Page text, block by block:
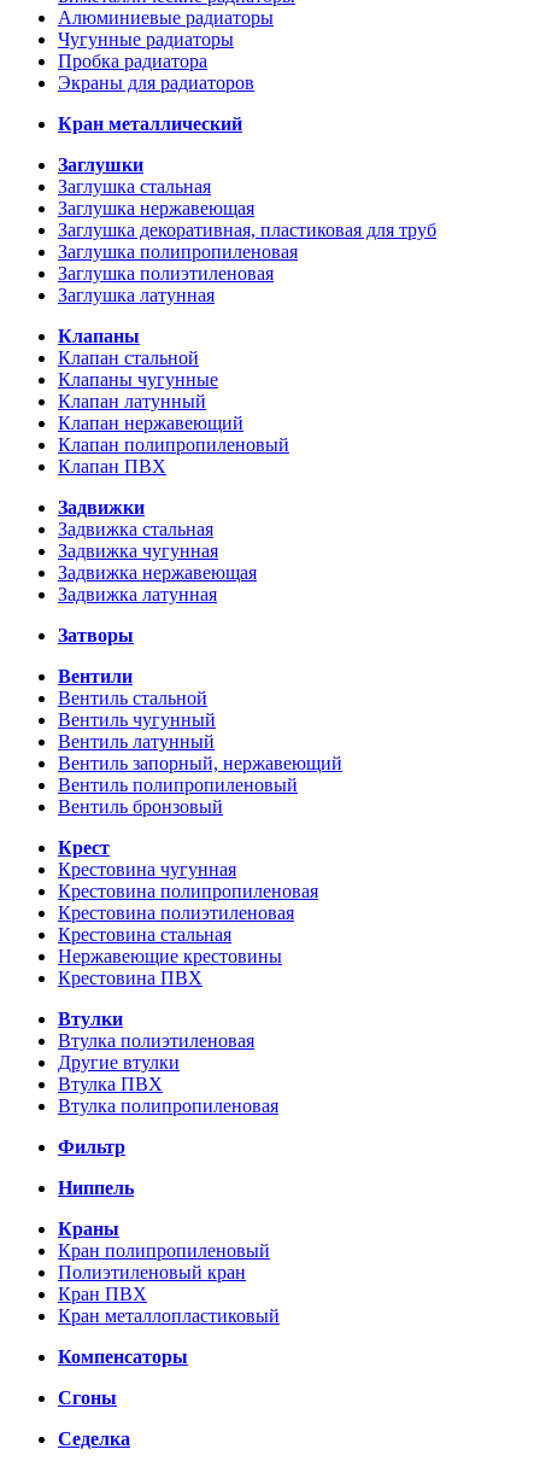
Алюминиевые радиаторы
Чугунные радиаторы
Пробка радиатора
Экраны для радиаторов
Кран металлический
Заглушки
Заглушка стальная
Заглушка нержавеющая
Заглушка декоративная, пластиковая для труб
Заглушка полипропиленовая
Заглушка полиэтиленовая
Заглушка латунная
Клапаны
Клапан стальной
Клапаны чугунные
Клапан латунный
Клапан нержавеющий
Клапан полипропиленовый
Клапан ПВХ
Задвижки
Задвижка стальная
Задвижка чугунная
Задвижка нержавеющая
Задвижка латунная
Затворы
Вентили
Вентиль стальной
Вентиль чугунный
Вентиль латунный
Вентиль запорный, нержавеющий
Вентиль полипропиленовый
Вентиль бронзовый
Крест
Крестовина чугунная
Крестовина полипропиленовая
Крестовина полиэтиленовая
Крестовина стальная
Нержавеющие крестовины
Крестовина ПВХ
Втулки
Втулка полиэтиленовая
Другие втулки
Втулка ПВХ
Втулка полипропиленовая
Фильтр
Ниппель
Краны
Кран полипропиленовый
Полиэтиленовый кран
Кран ПВХ
Кран металлопластиковый
Компенсаторы
Сгоны
Седелка